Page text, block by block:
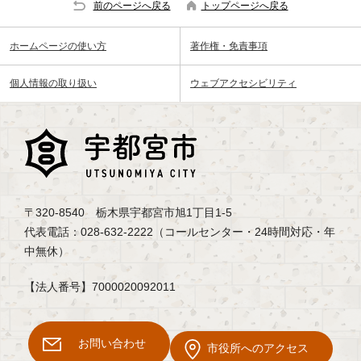
前のページへ戻る トップページへ戻る
ホームページの使い方 著作権・免責事項
個人情報の取り扱い ウェブアクセシビリティ
〒320-8540 栃木県宇都宮市旭1丁目1-5
代表電話：028-632-2222（コールセンター・24時間対応・年
中無休）
【法人番号】7000020092011
お問い合わせ 市役所へのアクセス